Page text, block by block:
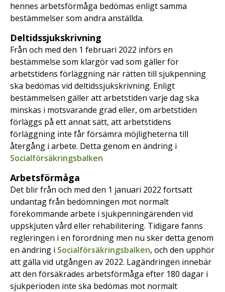
hennes arbetsförmåga bedömas enligt samma
bestämmelser som andra anställda.
Deltidssjukskrivning
Från och med den 1 februari 2022 införs en
bestämmelse som klargör vad som gäller för
arbetstidens förläggning när rätten till sjukpenning
ska bedömas vid deltidssjukskrivning. Enligt
bestämmelsen gäller att arbetstiden varje dag ska
minskas i motsvarande grad eller, om arbetstiden
förläggs på ett annat sätt, att arbetstidens
förläggning inte får försämra möjligheterna till
återgång i arbete. Detta genom en ändring i
Socialförsäkringsbalken
Arbetsförmåga
Det blir från och med den 1 januari 2022 fortsatt
undantag från bedömningen mot normalt
förekommande arbete i sjukpenningärenden vid
uppskjuten vård eller rehabilitering. Tidigare fanns
regleringen i en förordning men nu sker detta genom
en ändring i Socialförsäkringsbalken, och den upphör
att gälla vid utgången av 2022. Lagändringen innebär
att den försäkrades arbetsförmåga efter 180 dagar i
sjukperioden inte ska bedömas mot normalt